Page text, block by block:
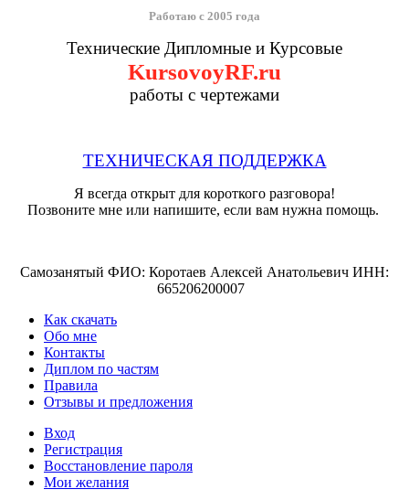
Работаю с 2005 года
Технические Дипломные и Курсовые
KursovoyRF.ru
работы с чертежами
ТЕХНИЧЕСКАЯ ПОДДЕРЖКА
Я всегда открыт для короткого разговора!
Позвоните мне или напишите, если вам нужна помощь.
Самозанятый ФИО: Коротаев Алексей Анатольевич ИНН:
665206200007
Как скачать
Обо мне
Контакты
Диплом по частям
Правила
Отзывы и предложения
Вход
Регистрация
Восстановление пароля
Мои желания